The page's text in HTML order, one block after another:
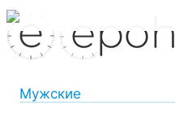
Мужские